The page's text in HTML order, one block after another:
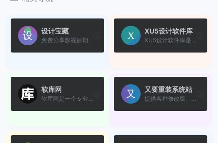
设计宝藏
免费分享影视后期三维CG特效...
XU5设计软件库
XU5设计软件库是一个集合专业...
软库网
软库网是一个专业软件仓库分...
又要重装系统站
提供各种修改版、精简版和优...